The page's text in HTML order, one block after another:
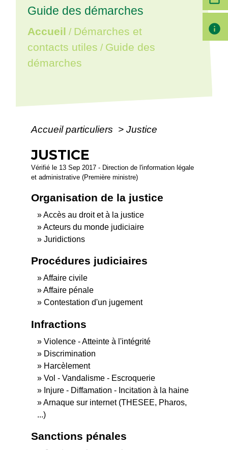
Guide des démarches
Accueil / Démarches et
contacts utiles / Guide des
démarches
Accueil particuliers > Justice
JUSTICE
Vérifié le 13 Sep 2017 - Direction de l'information légale
et administrative (Première ministre)
Organisation de la justice
Accès au droit et à la justice
Acteurs du monde judiciaire
Juridictions
Procédures judiciaires
Affaire civile
Affaire pénale
Contestation d'un jugement
Infractions
Violence - Atteinte à l'intégrité
Discrimination
Harcèlement
Vol - Vandalisme - Escroquerie
Injure - Diffamation - Incitation à la haine
Arnaque sur internet (THESEE, Pharos,
...)
Sanctions pénales
info